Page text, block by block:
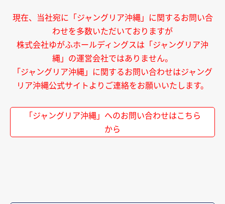
現在、当社宛に「ジャングリア沖縄」に関するお問い合
わせを多数いただいておりますが
株式会社ゆがふホールディングスは「ジャングリア沖
縄」の運営会社ではありません。
「ジャングリア沖縄」に関するお問い合わせはジャング
リア沖縄公式サイトよりご連絡をお願いいたします。
「ジャングリア沖縄」へのお問い合わせはこちら
から